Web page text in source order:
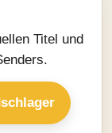
Titel und